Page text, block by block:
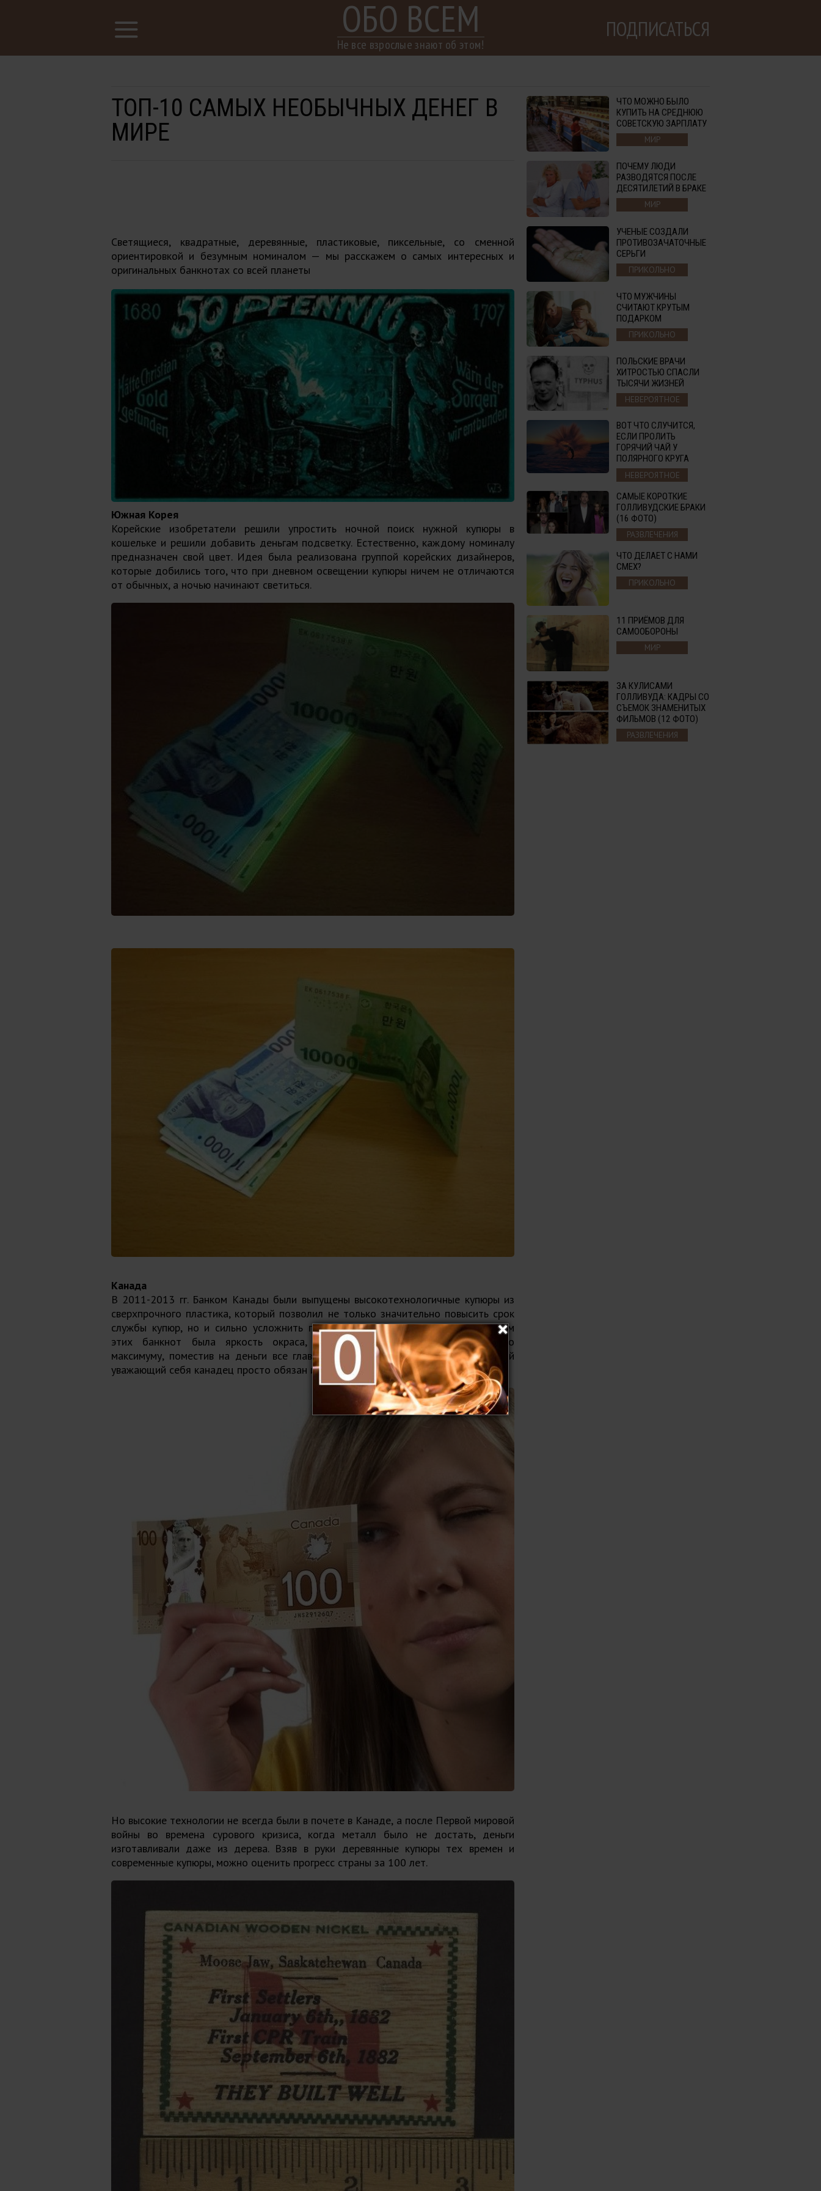
ОБО ВСЕМ
Не все взрослые знают об этом!
ПОДПИСАТЬСЯ
ТОП-10 САМЫХ НЕОБЫЧНЫХ ДЕНЕГ В
МИРЕ
Светящиеся, квадратные, деревянные, пластиковые, пиксельные, со сменной
ориентировкой и безумным номиналом — мы расскажем о самых интересных и
оригинальных банкнотах со всей планеты
Южная Корея
Корейские изобретатели решили упростить ночной поиск нужной купюры в
кошельке и решили добавить деньгам подсветку. Естественно, каждому номиналу
предназначен свой цвет. Идея была реализована группой корейских дизайнеров,
которые добились того, что при дневном освещении купюры ничем не отличаются
от обычных, а ночью начинают светиться.
Канада
В 2011-2013 гг. Банком Канады были выпущены высокотехнологичные купюры из
сверхпрочного пластика, который позволил не только значительно повысить срок
службы купюр, но и сильно усложнить подделку. Однако главным достоинством
этих банкнот была яркость окраса, которую дизайнеры использовали по
максимуму, поместив на деньги все главные исторические вехи Канады. Каждый
уважающий себя канадец просто обязан иметь полный набор таких купюр.
Но высокие технологии не всегда были в почете в Канаде, а после Первой мировой
войны во времена сурового кризиса, когда металл было не достать, деньги
изготавливали даже из дерева. Взяв в руки деревянные купюры тех времен и
современные купюры, можно оценить прогресс страны за 100 лет.
ЧТО МОЖНО БЫЛО
КУПИТЬ НА СРЕДНЮЮ
СОВЕТСКУЮ ЗАРПЛАТУ
МИР
ПОЧЕМУ ЛЮДИ
РАЗВОДЯТСЯ ПОСЛЕ
ДЕСЯТИЛЕТИЙ В БРАКЕ
МИР
УЧЕНЫЕ СОЗДАЛИ
ПРОТИВОЗАЧАТОЧНЫЕ
СЕРЬГИ
ПРИКОЛЬНО
ЧТО МУЖЧИНЫ
СЧИТАЮТ КРУТЫМ
ПОДАРКОМ
ПРИКОЛЬНО
ПОЛЬСКИЕ ВРАЧИ
ХИТРОСТЬЮ СПАСЛИ
ТЫСЯЧИ ЖИЗНЕЙ
НЕВЕРОЯТНОЕ
ВОТ ЧТО СЛУЧИТСЯ,
ЕСЛИ ПРОЛИТЬ
ГОРЯЧИЙ ЧАЙ У
ПОЛЯРНОГО КРУГА
НЕВЕРОЯТНОЕ
САМЫЕ КОРОТКИЕ
ГОЛЛИВУДСКИЕ БРАКИ
(16 ФОТО)
РАЗВЛЕЧЕНИЯ
ЧТО ДЕЛАЕТ С НАМИ
СМЕХ?
ПРИКОЛЬНО
11 ПРИЁМОВ ДЛЯ
САМООБОРОНЫ
МИР
ЗА КУЛИСАМИ
ГОЛЛИВУДА: КАДРЫ СО
СЪЕМОК ЗНАМЕНИТЫХ
ФИЛЬМОВ (12 ФОТО)
РАЗВЛЕЧЕНИЯ